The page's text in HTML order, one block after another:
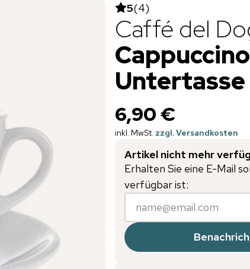
5(4)
Caffé del
Untertasse
6,90 €
inkl. MwSt. zzgl. Versandkosten
Artikel nicht mehr
Erhalten Sie eine E-Mail
verfügbar ist: